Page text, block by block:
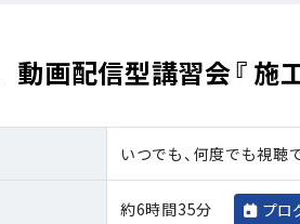
動画配信型講習会『
いつでも、何度でも視聴
約6時間35分 プロ